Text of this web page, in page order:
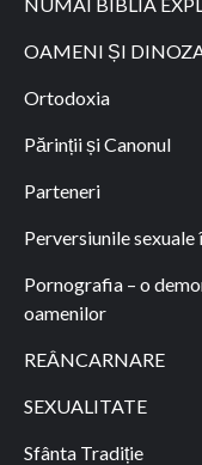
OAMENI ȘI
Ortodoxia
Părinții și Canonul
Parteneri
Perversiunile sexuale
Pornografia – o
oamenilor
REÂNCARNARE
SEXUALITATE
Sfânta Tradiție